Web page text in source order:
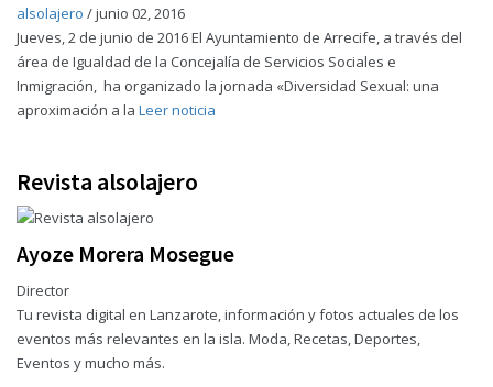
alsolajero /junio 02, 2016
Jueves, 2 de junio de 2016 El Ayuntamiento de Arrecife, a través del
área de Igualdad de la Concejalía de Servicios Sociales e
Inmigración, ha organizado la jornada «Diversidad Sexual: una
aproximación a la Leer noticia
Revista alsolajero
Ayoze Morera Mosegue
Director
Tu revista digital en Lanzarote, información y fotos actuales de los
eventos más relevantes en la isla. Moda, Recetas, Deportes,
Eventos y mucho más.